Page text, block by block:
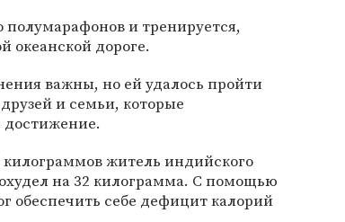
и тренируется,
океанской дороге.
важны, но ей удалось пройти
и семьи, которые
достижение.
житель индийского
на 32 килограмма. С помощью
обеспечить себе дефицит калорий